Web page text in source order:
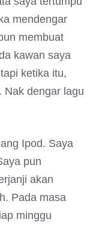
mendengar
membuat
kawan saya
ketika itu,
Nak dengar lagu
Ipod. Saya
pun
akan
Pada masa
minggu